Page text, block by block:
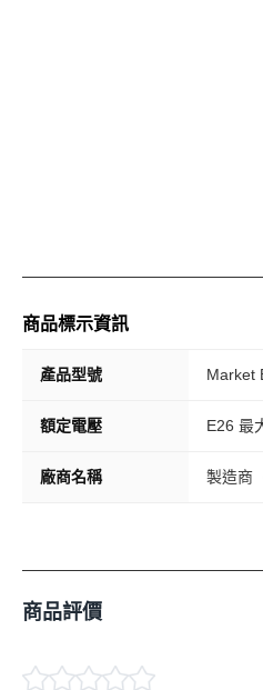
商品標示資訊
產品型號 Market
額定電壓 E26 最
廠商名稱 製造商
商品評價